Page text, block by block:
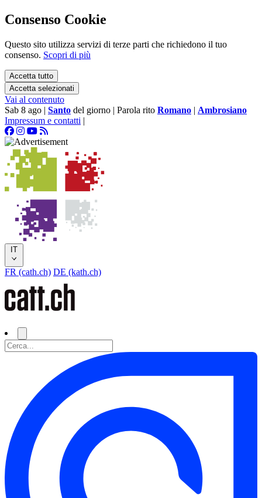
Consenso Cookie
Questo sito utilizza servizi di terze parti che richiedono il tuo
consenso. Scopri di più
Accetta tutto
Accetta selezionati
Vai al contenuto
Sab 8 ago | Santo del giorno | Parola rito Romano | Ambrosiano
Impressum e contatti |
IT
FR (cath.ch) DE (kath.ch)